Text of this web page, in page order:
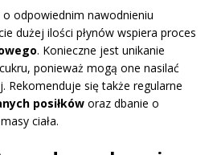
o odpowiednim nawodnieniu
dużej ilości płynów wspiera proces
. Konieczne jest unikanie
ponieważ mogą one nasilać
Rekomenduje się także regularne
posiłków oraz dbanie o
ciała.